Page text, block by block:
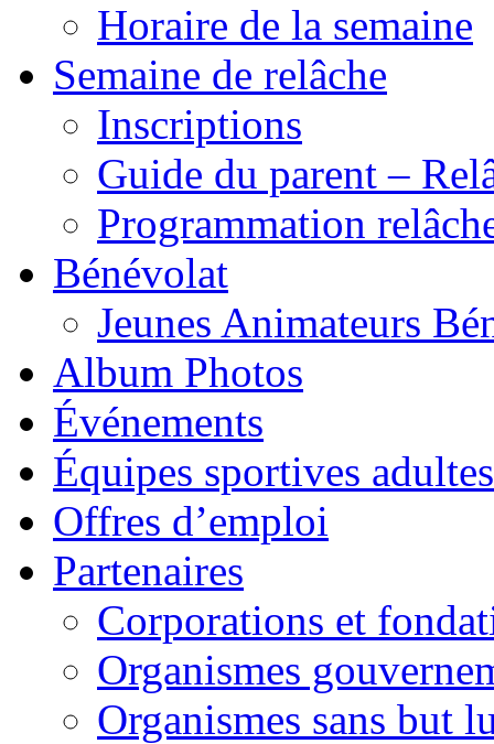
Horaire de la semaine
Semaine de relâche
Inscriptions
Guide du parent –
Programmation
Bénévolat
Jeunes Animateurs
Album Photos
Événements
Équipes sportives adultes
Offres d’emploi
Partenaires
Corporations et
Organismes
Organismes sans but